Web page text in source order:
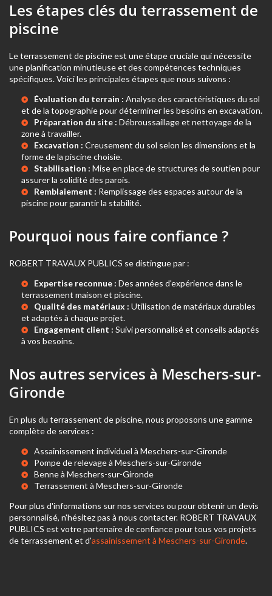
Les étapes clés du terrassement de
piscine
Le terrassement de piscine est une étape cruciale qui nécessite
une planification minutieuse et des compétences techniques
spécifiques. Voici les principales étapes que nous suivons :
Évaluation du terrain : Analyse des caractéristiques du sol
et de la topographie pour déterminer les besoins en excavation.
Préparation du site : Débroussaillage et nettoyage de la
zone à travailler.
Excavation : Creusement du sol selon les dimensions et la
forme de la piscine choisie.
Stabilisation : Mise en place de structures de soutien pour
assurer la solidité des parois.
Remblaiement : Remplissage des espaces autour de la
piscine pour garantir la stabilité.
Pourquoi nous faire confiance ?
ROBERT TRAVAUX PUBLICS se distingue par :
Expertise reconnue : Des années d'expérience dans le
terrassement maison et piscine.
Qualité des matériaux : Utilisation de matériaux durables
et adaptés à chaque projet.
Engagement client : Suivi personnalisé et conseils adaptés
à vos besoins.
Nos autres services à Meschers-sur-
Gironde
En plus du terrassement de piscine, nous proposons une gamme
complète de services :
Assainissement individuel à Meschers-sur-Gironde
Pompe de relevage à Meschers-sur-Gironde
Benne à Meschers-sur-Gironde
Terrassement à Meschers-sur-Gironde
Pour plus d'informations sur nos services ou pour obtenir un devis
personnalisé, n'hésitez pas à nous contacter. ROBERT TRAVAUX
PUBLICS est votre partenaire de confiance pour tous vos projets
de terrassement et d'assainissement à Meschers-sur-Gironde.